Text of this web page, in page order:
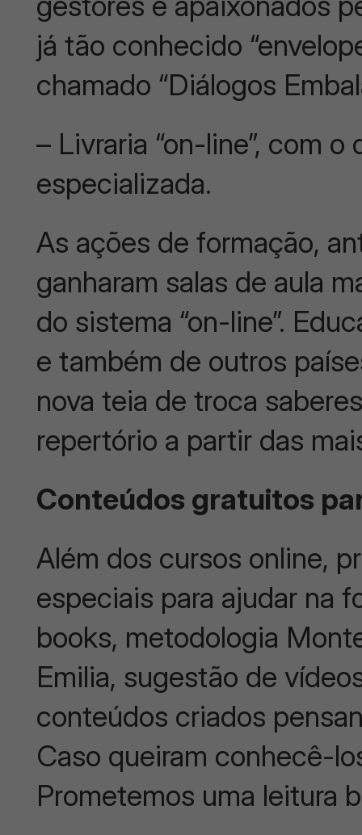
já tão conhecido
chamado “Diálogos
– Livraria “on-line”, com
especializada.
As ações de formação,
ganharam salas de aula
do sistema “on-line”.
e também de outros
nova teia de troca
repertório a partir das
Conteúdos gratuitos
Além dos cursos online,
especiais para ajudar na
books, metodologia
Emilia, sugestão de
conteúdos criados
Caso queiram conhecê-
Prometemos uma leitura